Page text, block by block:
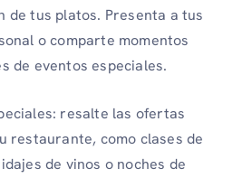
de tus platos. Presenta a tus
o comparte momentos
de eventos especiales.
resalte las ofertas
restaurante, como clases de
de vinos o noches de